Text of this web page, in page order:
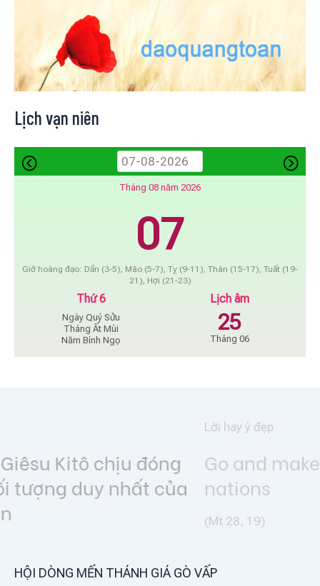
Lịch vạn niên
Tháng 08 năm 2026
07
Giờ hoàng đạo: Dần (3-5), Mão (5-7), Tỵ (9-11), Thân (15-17), Tuất (19-
21), Hợi (21-23)
Thứ 6
Ngày Quý Sửu
Tháng Ất Mùi
Năm Bính Ngọ
Lịch âm
25
Tháng 06
Go and make disciples of all
nations
HỘI DÒNG MẾN THÁNH GIÁ GÒ VẤP